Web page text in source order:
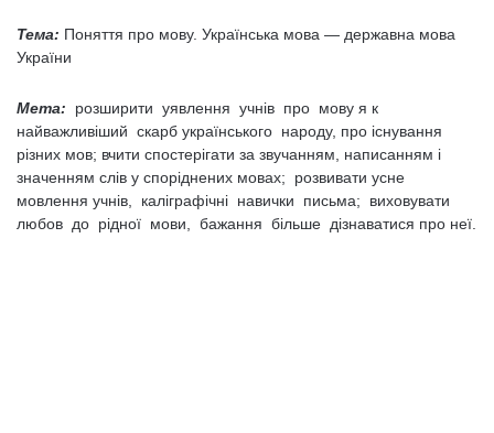
Тема: Поняття про мову. Українська мова — державна мова
України
Мета: розширити уявлення учнів про мову я к
найважливіший скарб українського народу, про існування
різних мов; вчити спостерігати за звучанням, написанням і
значенням слів у споріднених мовах; розвивати усне
мовлення учнів, каліграфічні навички письма; виховувати
любов до рідної мови, бажання більше дізнаватися про неї.